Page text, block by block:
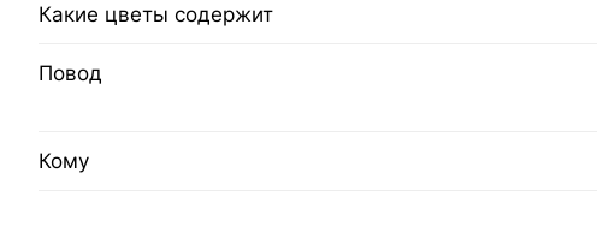
Какие цветы содержит
Повод
Кому